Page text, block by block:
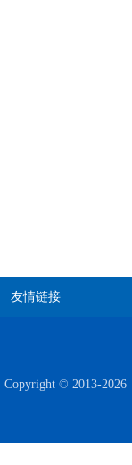
友情链接
Copyright © 2013-2026